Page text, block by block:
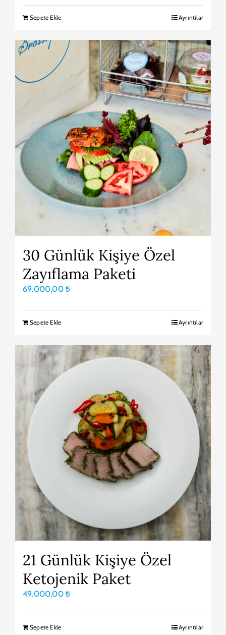
Sepete Ekle Ayrıntılar
30 Günlük Kişiye Özel
Zayıflama Paketi
69.000,00 ₺
Sepete Ekle Ayrıntılar
21 Günlük Kişiye Özel
Ketojenik Paket
49.000,00 ₺
Sepete Ekle Ayrıntılar